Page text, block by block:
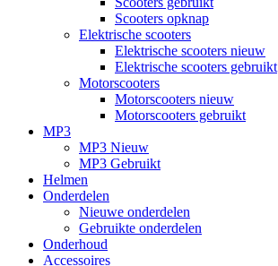
Scooters opknap
Elektrische scooters
Elektrische scooters nieuw
Elektrische scooters gebruikt
Motorscooters
Motorscooters nieuw
Motorscooters gebruikt
MP3
MP3 Nieuw
MP3 Gebruikt
Helmen
Onderdelen
Nieuwe onderdelen
Gebruikte onderdelen
Onderhoud
Accessoires